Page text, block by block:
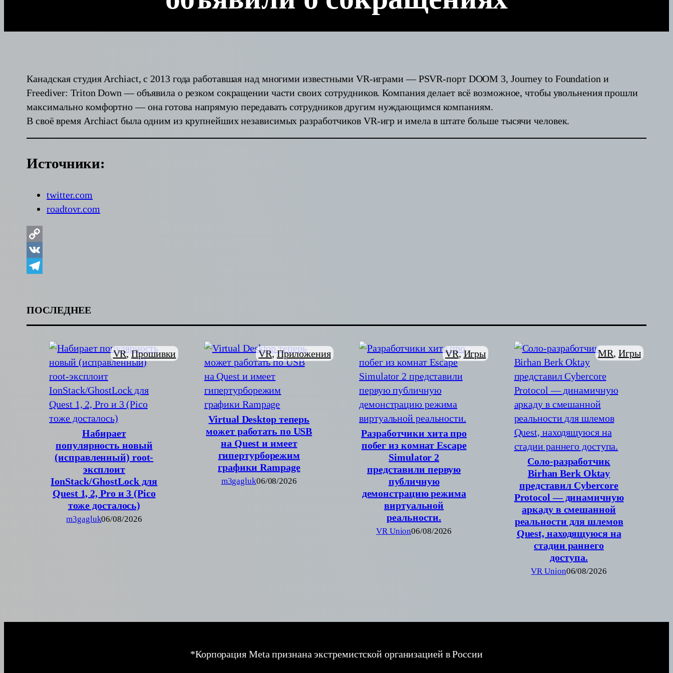
Канадская студия Archiact, с 2013 года работавшая над многими известными VR-играми — PSVR-порт DOOM 3, Journey to Foundation и
Freediver: Triton Down — объявила о резком сокращении части своих сотрудников. Компания делает всё возможное, чтобы увольнения прошли
максимально комфортно — она готова напрямую передавать сотрудников другим нуждающимся компаниям.
В своё время Archiact была одним из крупнейших независимых разработчиков VR-игр и имела в штате больше тысячи человек.
Источники:
twitter.com
roadtovr.com
Copy
Link
VK
ПОСЛЕДНЕЕ
Набирает
популярность новый
(исправленный) root-
эксплоит
IonStack/GhostLock для
Quest 1, 2, Pro и 3 (Pico
тоже досталось)
VR, Прошивки
m3gagluk06/08/2026
Virtual Desktop теперь
может работать по USB
на Quest и имеет
гипертурборежим
графики Rampage
VR, Приложения
m3gagluk06/08/2026
Разработчики хита про
побег из комнат Escape
Simulator 2
представили первую
публичную
демонстрацию режима
виртуальной
реальности.
VR, Игры
VR Union06/08/2026
Соло-разработчик
Birhan Berk Oktay
представил Cybercore
Protocol — динамичную
аркаду в смешанной
реальности для шлемов
Quest, находящуюся на
стадии раннего
доступа.
MR, Игры
VR Union06/08/2026
*Корпорация Meta признана экстремистской организацией в России